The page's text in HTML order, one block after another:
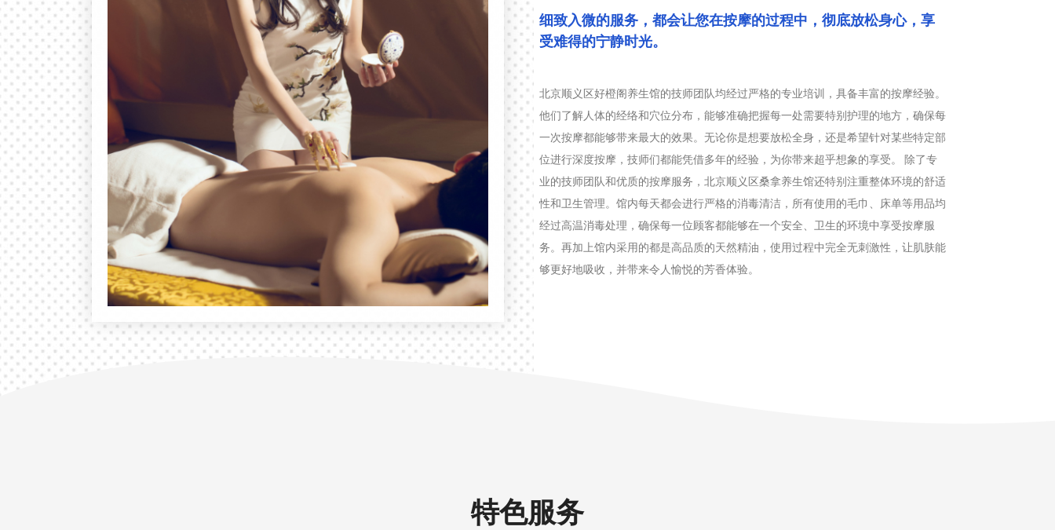
细致入微的服务，都会让您在按摩的过程中，彻底放松身心，享
受难得的宁静时光。
北京顺义区好橙阁养生馆的技师团队均经过严格的专业培训，具备丰富的按摩经验。
他们了解人体的经络和穴位分布，能够准确把握每一处需要特别护理的地方，确保每
一次按摩都能够带来最大的效果。无论你是想要放松全身，还是希望针对某些特定部
位进行深度按摩，技师们都能凭借多年的经验，为你带来超乎想象的享受。 除了专
业的技师团队和优质的按摩服务，北京顺义区桑拿养生馆还特别注重整体环境的舒适
性和卫生管理。馆内每天都会进行严格的消毒清洁，所有使用的毛巾、床单等用品均
经过高温消毒处理，确保每一位顾客都能够在一个安全、卫生的环境中享受按摩服
务。再加上馆内采用的都是高品质的天然精油，使用过程中完全无刺激性，让肌肤能
够更好地吸收，并带来令人愉悦的芳香体验。
特色服务